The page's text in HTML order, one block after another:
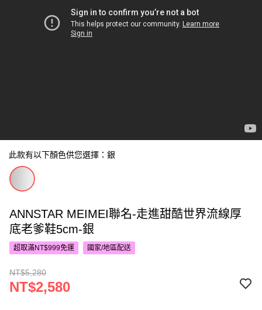
此款有以下顏色供您選擇：銀
ANNSTAR MEIMEI聯名-走進甜酷世界流線厚
底老爹鞋5cm-銀
超取滿NT$999免運 國家/地區配送
NT$5,280
NT$2,580